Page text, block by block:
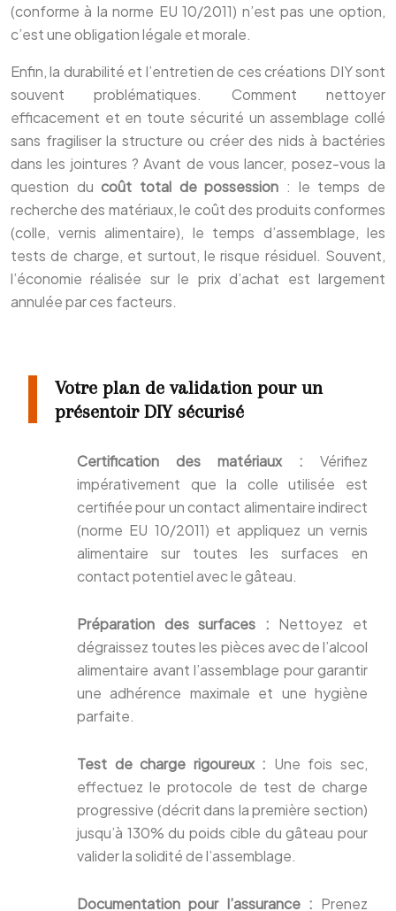
(conforme à la norme EU 10/2011) n’est pas une option,
c’est une obligation légale et morale.
Enfin, la durabilité et l’entretien de ces créations DIY sont
souvent problématiques. Comment nettoyer
efficacement et en toute sécurité un assemblage collé
sans fragiliser la structure ou créer des nids à bactéries
dans les jointures ? Avant de vous lancer, posez-vous la
question ducoût total de possession : le temps de
recherche des matériaux, le coût des produits conformes
(colle, vernis alimentaire), le temps d’assemblage, les
tests de charge, et surtout, le risque résiduel. Souvent,
l’économie réalisée sur le prix d’achat est largement
annulée par ces facteurs.
Votre plan de validation pour un
présentoir DIY sécurisé
Certification des matériaux : Vérifiez
impérativement que la colle utilisée est
certifiée pour un contact alimentaire indirect
(norme EU 10/2011) et appliquez un vernis
alimentaire sur toutes les surfaces en
contact potentiel avec le gâteau.
Préparation des surfaces : Nettoyez et
dégraissez toutes les pièces avec de l’alcool
alimentaire avant l’assemblage pour garantir
une adhérence maximale et une hygiène
parfaite.
Test de charge rigoureux : Une fois sec,
effectuez le protocole de test de charge
progressive (décrit dans la première section)
jusqu’à 130% du poids cible du gâteau pour
valider la solidité de l’assemblage.
Documentation pour l’assurance : Prenez